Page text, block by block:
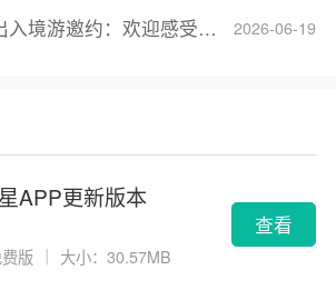
2026-06-19
约：欢迎感受无滤镜的真实中国
APP更新版本
版 ｜ 大小：30.57MB
查看